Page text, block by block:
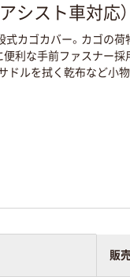
シスト車対応）
カゴカバー。カゴの
利な手前ファスナー
ルを拭く乾布など小
販